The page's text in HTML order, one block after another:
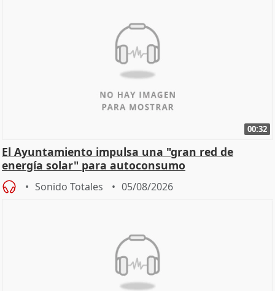
00:32
El Ayuntamiento impulsa una "gran red de
energía solar" para autoconsumo
Sonido Totales 05/08/2026